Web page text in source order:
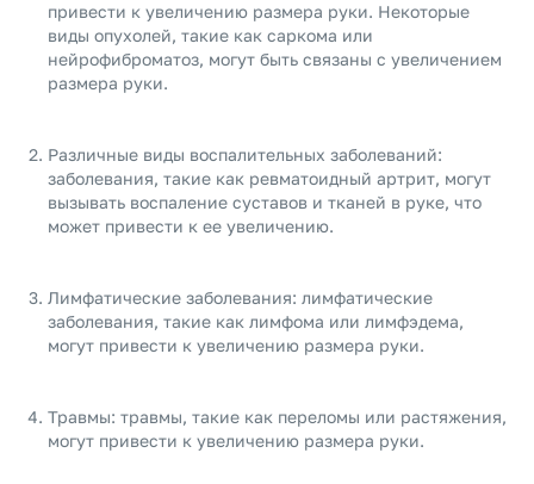
привести к увеличению размера руки. Некоторые
виды опухолей, такие как саркома или
нейрофиброматоз, могут быть связаны с увеличением
размера руки.
Различные виды воспалительных заболеваний:
заболевания, такие как ревматоидный артрит, могут
вызывать воспаление суставов и тканей в руке, что
может привести к ее увеличению.
Лимфатические заболевания: лимфатические
заболевания, такие как лимфома или лимфэдема,
могут привести к увеличению размера руки.
Травмы: травмы, такие как переломы или растяжения,
могут привести к увеличению размера руки.